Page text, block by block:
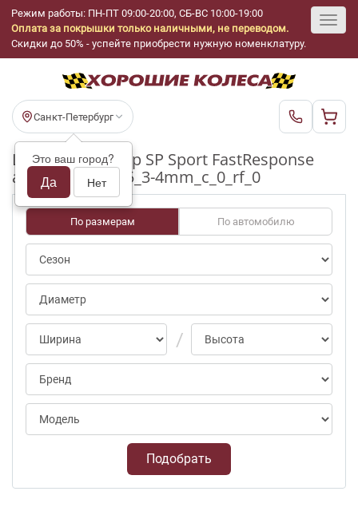
Режим работы: ПН-ПТ 09:00-20:00, СБ-ВС 10:00-19:00
Оплата за покрышки только наличными, не переводом.
Скидки до 50% - успейте приобрести нужную номенклатуру.
Санкт-Петербург
Это ваш город?
Да Нет
Шины бу Dunlop SP Sport FastResponse
ap/0 R16_215_65_3-4mm_c_0_rf_0
По размерам По автомобилю
Подобрать